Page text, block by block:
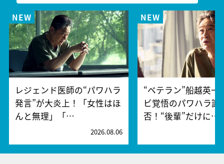
レジェンド医師の“パワハラ
発言”が大炎上！「女性はほ
んと無理」「…
2026.08.06
“ベテラン”船越英一
ビ覚悟のパワハラ謝
否！“後輩”だけに…